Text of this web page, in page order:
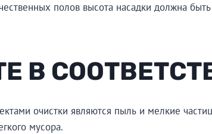
полов высота насадки должна
В
очистки являются пыль и мелкие
мусора.